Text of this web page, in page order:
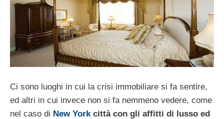
Ci sono luoghi in cui la crisi immobiliare si fa sentire,
ed altri in cui invece non si fa nemmeno vedere, come
nel caso di New York città con gli affitti di lusso ed